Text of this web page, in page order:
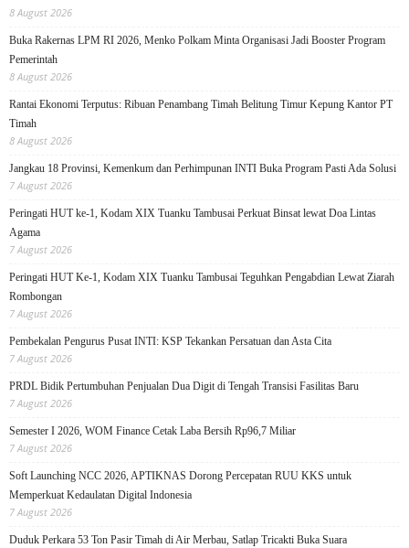
8 August 2026
Buka Rakernas LPM RI 2026, Menko Polkam Minta Organisasi Jadi Booster Program
Pemerintah
8 August 2026
Rantai Ekonomi Terputus: Ribuan Penambang Timah Belitung Timur Kepung Kantor PT
Timah
8 August 2026
Jangkau 18 Provinsi, Kemenkum dan Perhimpunan INTI Buka Program Pasti Ada Solusi
7 August 2026
Peringati HUT ke-1, Kodam XIX Tuanku Tambusai Perkuat Binsat lewat Doa Lintas
Agama
7 August 2026
Peringati HUT Ke-1, Kodam XIX Tuanku Tambusai Teguhkan Pengabdian Lewat Ziarah
Rombongan
7 August 2026
Pembekalan Pengurus Pusat INTI: KSP Tekankan Persatuan dan Asta Cita
7 August 2026
PRDL Bidik Pertumbuhan Penjualan Dua Digit di Tengah Transisi Fasilitas Baru
7 August 2026
Semester I 2026, WOM Finance Cetak Laba Bersih Rp96,7 Miliar
7 August 2026
Soft Launching NCC 2026, APTIKNAS Dorong Percepatan RUU KKS untuk
Memperkuat Kedaulatan Digital Indonesia
7 August 2026
Duduk Perkara 53 Ton Pasir Timah di Air Merbau, Satlap Tricakti Buka Suara